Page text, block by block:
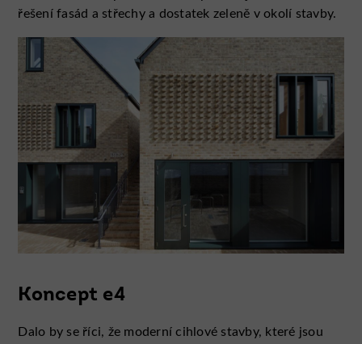
řešení fasád a střechy a dostatek zeleně v okolí stavby.
Koncept e4
Dalo by se říci, že moderní cihlové stavby, které jsou